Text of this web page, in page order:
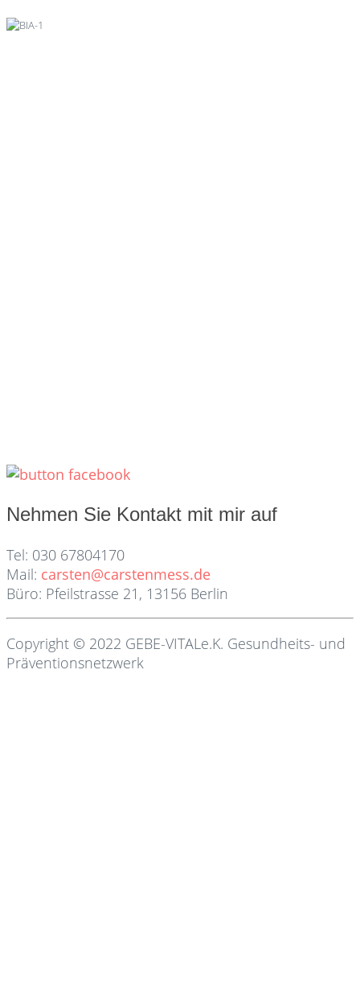
Nehmen Sie Kontakt mit mir auf
Tel: 030 67804170
Mail: carsten@carstenmess.de
Büro: Pfeilstrasse 21, 13156 Berlin
Copyright © 2022 GEBE-VITALe.K. Gesundheits- und
Präventionsnetzwerk